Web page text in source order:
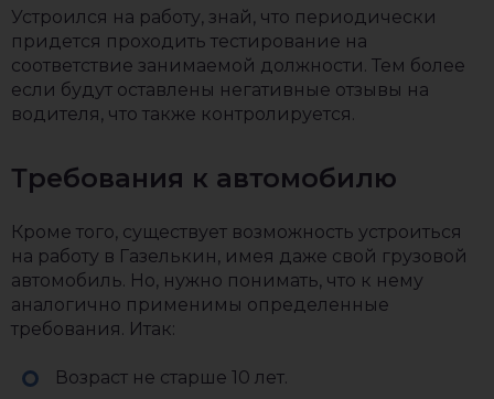
Устроился на работу, знай, что периодически
придется проходить тестирование на
соответствие занимаемой должности. Тем более
если будут оставлены негативные отзывы на
водителя, что также контролируется.
Требования к автомобилю
Кроме того, существует возможность устроиться
на работу в Газелькин, имея даже свой грузовой
автомобиль. Но, нужно понимать, что к нему
аналогично применимы определенные
требования. Итак:
Возраст не старше 10 лет.